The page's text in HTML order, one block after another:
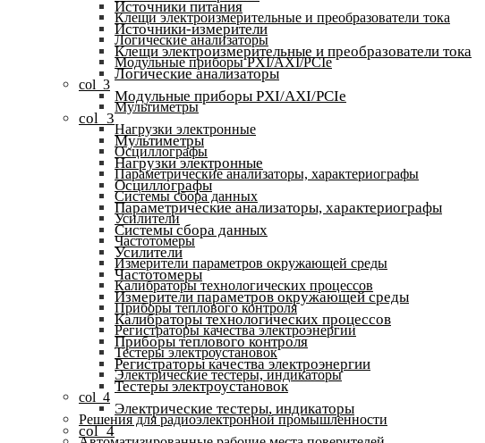
Клещи электроизмерительные и преобразователи тока
Логические анализаторы
Модульные приборы PXI/AXI/PCIe
col_3
Мультиметры
Нагрузки электронные
Осциллографы
Параметрические анализаторы, характериографы
Системы сбора данных
Усилители
Частотомеры
Измерители параметров окружающей среды
Калибраторы технологических процессов
Приборы теплового контроля
Регистраторы качества электроэнергии
Тестеры электроустановок
Электрические тестеры, индикаторы
col_4
Решения для радиоэлектронной промышленности
Источники питания
Источники-измерители
Клещи электроизмерительные и преобразователи тока
Логические анализаторы
Модульные приборы PXI/AXI/PCIe
col_3
Мультиметры
Нагрузки электронные
Осциллографы
Параметрические анализаторы, характериографы
Системы сбора данных
Усилители
Частотомеры
Измерители параметров окружающей среды
Калибраторы технологических процессов
Приборы теплового контроля
Регистраторы качества электроэнергии
Тестеры электроустановок
Электрические тестеры, индикаторы
col_4